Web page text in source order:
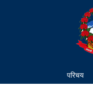
परिचय